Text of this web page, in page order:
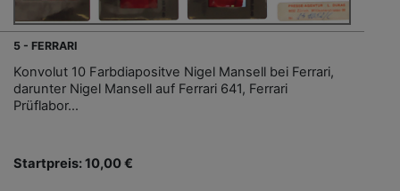
5 - FERRARI
Konvolut 10 Farbdiapositve Nigel Mansell bei Ferrari,
darunter Nigel Mansell auf Ferrari 641, Ferrari
Prüflabor...
Startpreis: 10,00 €